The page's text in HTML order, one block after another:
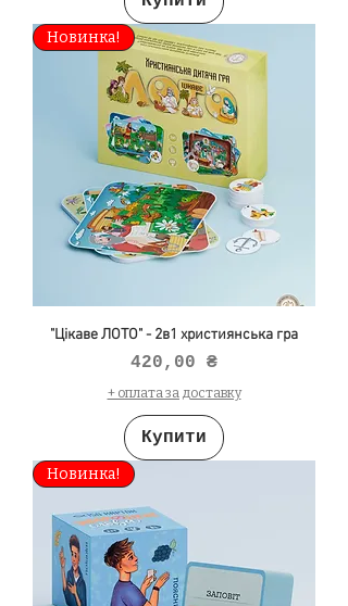
Новинка!
"Цікаве ЛОТО" - 2в1 християнська гра
Ціна
420,00 ₴
+ оплата за доставку
Купити
Новинка!